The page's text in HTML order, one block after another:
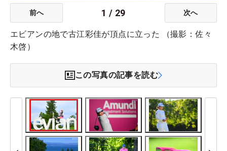
前へ 1 / 29 次へ
エビアンの地で古江彩佳が頂点に立った （撮影：佐々
木啓）
この写真の記事を読む